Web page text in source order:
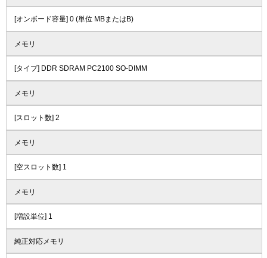
[オンボード容量] 0 (単位 MBまたはB)
メモリ
[タイプ] DDR SDRAM PC2100 SO-DIMM
メモリ
[スロット数] 2
メモリ
[空スロット数] 1
メモリ
[増設単位] 1
純正対応メモリ